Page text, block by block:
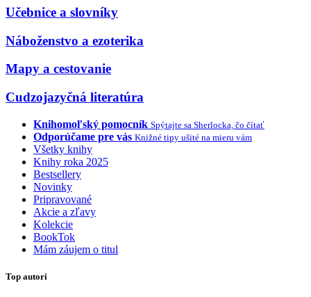
Učebnice a slovníky
Náboženstvo a ezoterika
Mapy a cestovanie
Cudzojazyčná literatúra
Knihomoľský pomocník Spýtajte sa Sherlocka, čo čítať
Odporúčame pre vás Knižné tipy ušité na mieru vám
Všetky knihy
Knihy roka 2025
Bestsellery
Novinky
Pripravované
Akcie a zľavy
Kolekcie
BookTok
Mám záujem o titul
Top autori